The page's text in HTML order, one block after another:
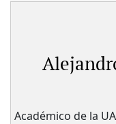
Académico de la